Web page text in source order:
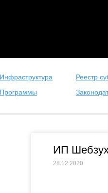
Инфраструктура
Реестр
Программы
ИП
28.12.2020